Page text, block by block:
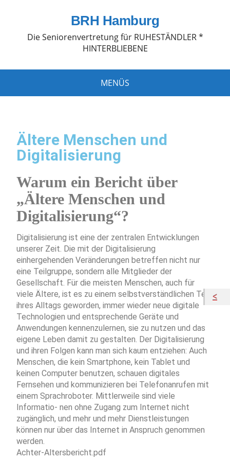
BRH Hamburg
Die Seniorenvertretung für RUHESTÄNDLER *
HINTERBLIEBENE
MENÜS
Ältere Menschen und
Digitalisierung
Warum ein Bericht über
„Ältere Menschen und
Digitalisierung“?
Digitalisierung ist eine der zentralen Entwicklungen
unserer Zeit. Die mit der Digitalisierung
einhergehenden Veränderungen betreffen nicht nur
eine Teilgruppe, sondern alle Mitglieder der
Gesellschaft. Für die meisten Menschen, auch für
viele Ältere, ist es zu einem selbstverständlichen Teil
ihres Alltags geworden, immer wieder neue digitale
Technologien und entsprechende Geräte und
Anwendungen kennenzulernen, sie zu nutzen und das
eigene Leben damit zu gestalten. Der Digitalisierung
und ihren Folgen kann man sich kaum entziehen: Auch
Menschen, die kein Smartphone, kein Tablet und
keinen Computer benutzen, schauen digitales
Fernsehen und kommunizieren bei Telefonanrufen mit
einem Sprachroboter. Mittlerweile sind viele
Informatio- nen ohne Zugang zum Internet nicht
zugänglich, und mehr und mehr Dienstleistungen
können nur über das Internet in Anspruch genommen
werden.
Achter-Altersbericht.pdf